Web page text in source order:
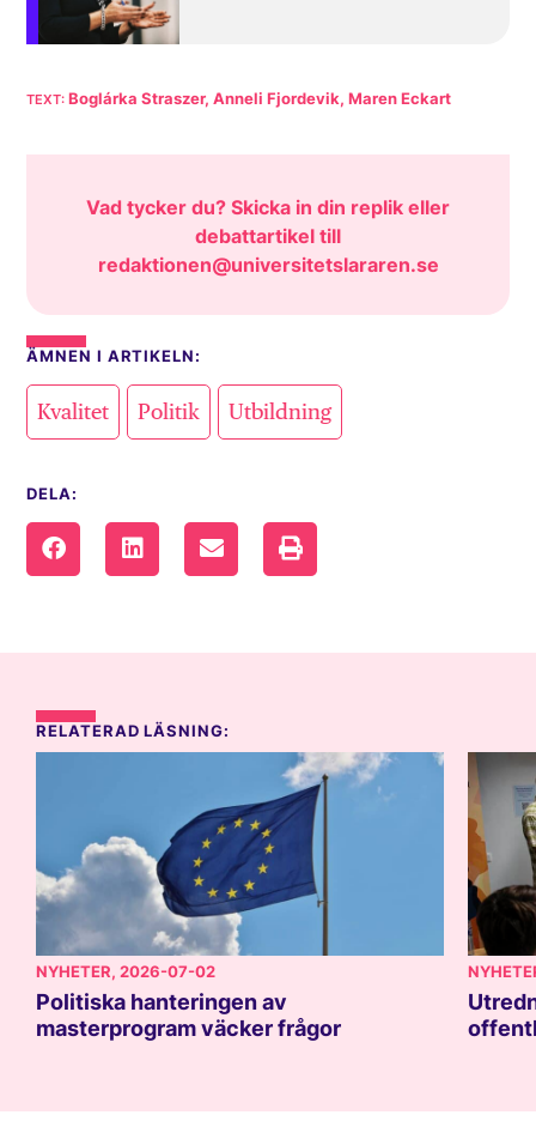
Boglárka Straszer, Anneli Fjordevik, Maren Eckart
Vad tycker du? Skicka in din replik eller
debattartikel till
redaktionen@universitetslararen.se
ÄMNEN I ARTIKELN:
Kvalitet Politik Utbildning
DELA:
RELATERAD LÄSNING:
NYHETER, 2026-07-02
Politiska hanteringen av
masterprogram väcker frågor